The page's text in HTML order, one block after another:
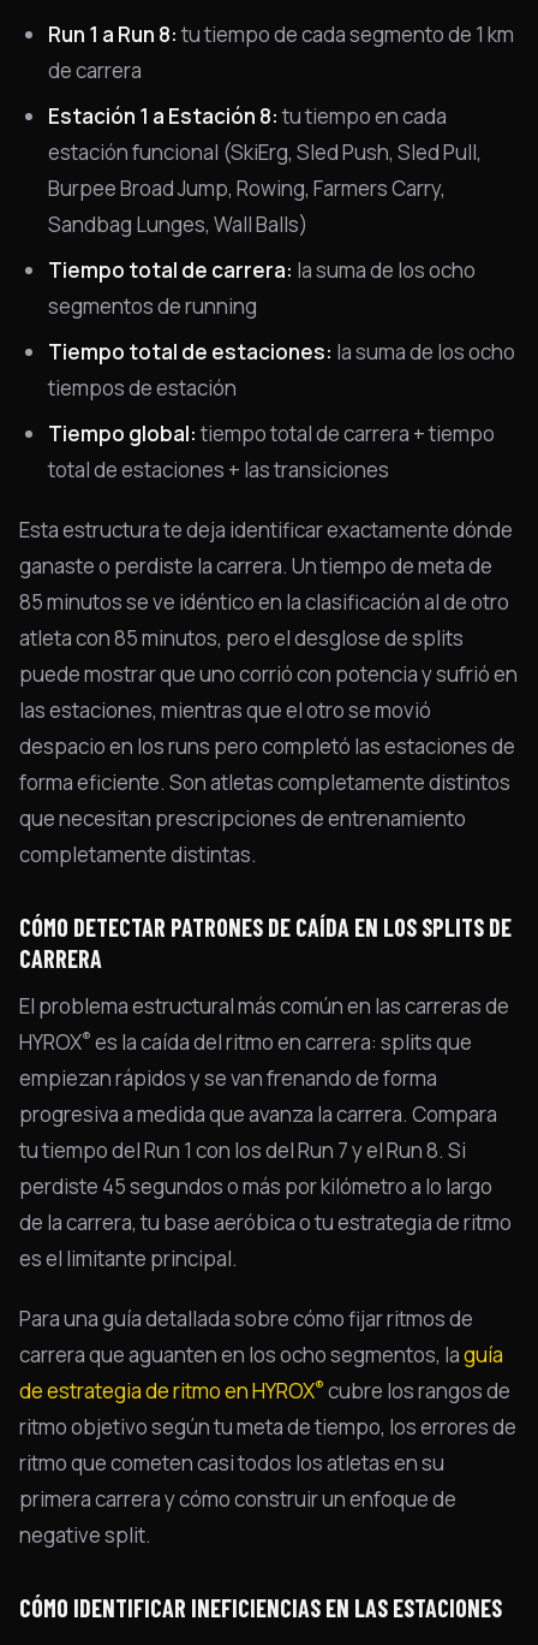
Run 1 a Run 8:tu tiempo de cada segmento de 1 km
de carrera
Estación 1 a Estación 8:tu tiempo en cada
estación funcional (SkiErg, Sled Push, Sled Pull,
Burpee Broad Jump, Rowing, Farmers Carry,
Sandbag Lunges, Wall Balls)
Tiempo total de carrera: la suma de los ocho
segmentos de running
Tiempo total de estaciones: la suma de los ocho
tiempos de estación
Tiempo global:tiempo total de carrera + tiempo
total de estaciones + las transiciones
Esta estructura te deja identificar exactamente dónde
ganaste o perdiste la carrera. Un tiempo de meta de
85 minutos se ve idéntico en la clasificación al de otro
atleta con 85 minutos, pero el desglose de splits
puede mostrar que uno corrió con potencia y sufrió en
las estaciones, mientras que el otro se movió
despacio en los runs pero completó las estaciones de
forma eficiente. Son atletas completamente distintos
que necesitan prescripciones de entrenamiento
completamente distintas.
CÓMO DETECTAR PATRONES DE CAÍDA EN LOS SPLITS DE
CARRERA
El problema estructural más común en las carreras de
HYROX® es la caída del ritmo en carrera: splits que
empiezan rápidos y se van frenando de forma
progresiva a medida que avanza la carrera. Compara
tu tiempo del Run 1 con los del Run 7 y el Run 8. Si
perdiste 45 segundos o más por kilómetro a lo largo
de la carrera, tu base aeróbica o tu estrategia de ritmo
es el limitante principal.
Para una guía detallada sobre cómo fijar ritmos de
carrera que aguanten en los ocho segmentos, laguía
de estrategia de ritmo en HYROX® cubre los rangos de
ritmo objetivo según tu meta de tiempo, los errores de
ritmo que cometen casi todos los atletas en su
primera carrera y cómo construir un enfoque de
negative split.
CÓMO IDENTIFICAR INEFICIENCIAS EN LAS ESTACIONES